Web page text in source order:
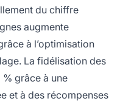
du chiffre
augmente
à l’optimisation
La fidélisation des
grâce à une
et à des récompenses